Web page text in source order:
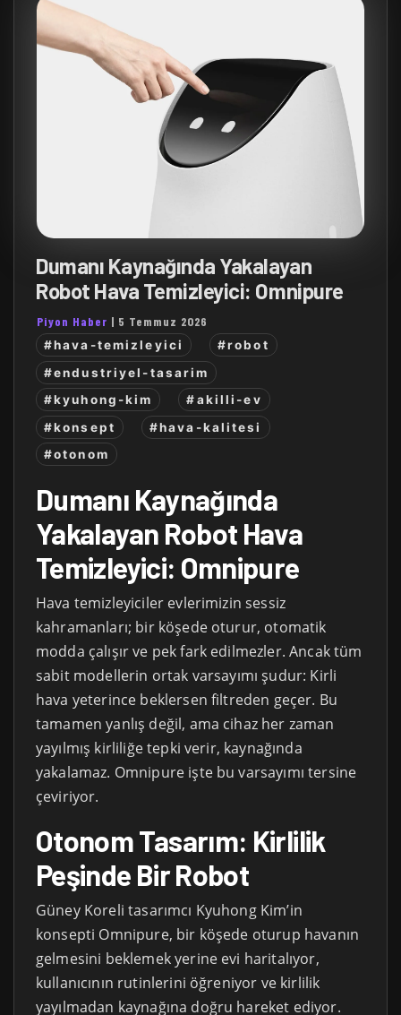
Dumanı Kaynağında Yakalayan
Robot Hava Temizleyici: Omnipure
Piyon Haber | 5 Temmuz 2026
#hava-temizleyici
#robot
#endustriyel-tasarim
#kyuhong-kim
#akilli-ev
#konsept
#hava-kalitesi
#otonom
Dumanı Kaynağında
Yakalayan Robot Hava
Temizleyici: Omnipure
Hava temizleyiciler evlerimizin sessiz
kahramanları; bir köşede oturur, otomatik
modda çalışır ve pek fark edilmezler. Ancak tüm
sabit modellerin ortak varsayımı şudur: Kirli
hava yeterince beklersen filtreden geçer. Bu
tamamen yanlış değil, ama cihaz her zaman
yayılmış kirliliğe tepki verir, kaynağında
yakalamaz. Omnipure işte bu varsayımı tersine
çeviriyor.
Otonom Tasarım: Kirlilik
Peşinde Bir Robot
Güney Koreli tasarımcı Kyuhong Kim’in
konsepti Omnipure, bir köşede oturup havanın
gelmesini beklemek yerine evi haritalıyor,
kullanıcının rutinlerini öğreniyor ve kirlilik
yayılmadan kaynağına doğru hareket ediyor.